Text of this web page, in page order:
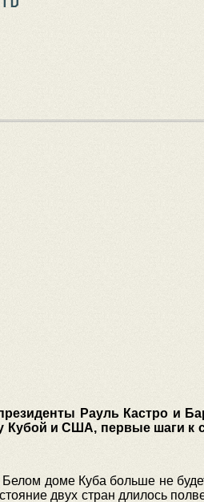
Рауль Кастро и
Кубой и США, первые шаги к
доме Куба больше не
двух стран длилось